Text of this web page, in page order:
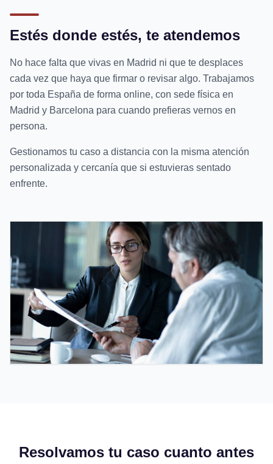
Estés donde estés, te atendemos
No hace falta que vivas en Madrid ni que te desplaces
cada vez que haya que firmar o revisar algo. Trabajamos
por toda España de forma online, con sede física en
Madrid y Barcelona para cuando prefieras vernos en
persona.
Gestionamos tu caso a distancia con la misma atención
personalizada y cercanía que si estuvieras sentado
enfrente.
Resolvamos tu caso cuanto antes